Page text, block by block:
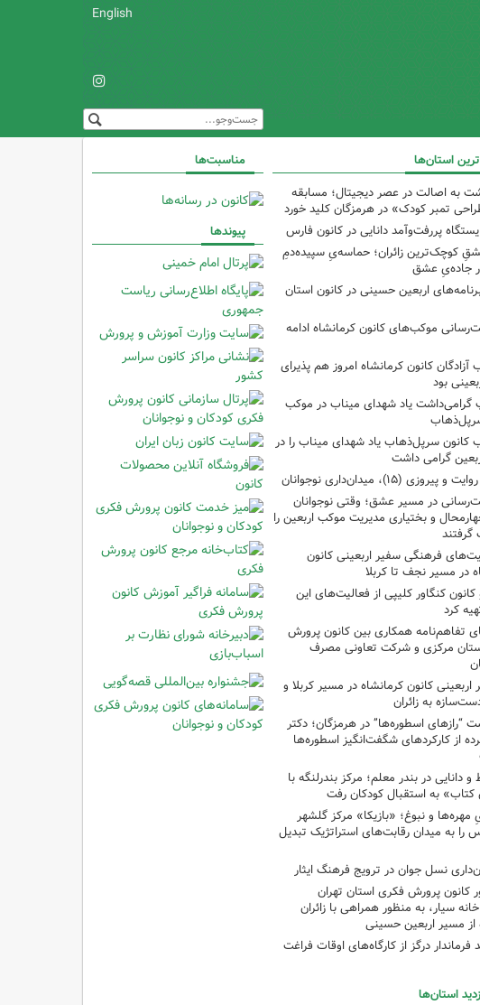
English
استان‌ها
به اصالت در عصر دیجیتال؛ مسابقه
تمبر کودک» در هرمزگان کلید خورد
پررفت‌وآمد دانایی در کانون فارس
کوچک‌ترین زائران؛ حماسه‌یِ سپیده‌دمِ
جاده‌یِ عشق
اربعین حسینی در کانون استان
موکب‌های کانون کرمانشاه ادامه
آزادگان کانون کرمانشاه امروز هم پذیرای
بود
گرامی‌داشت یاد شهدای میناب در موکب
کانون سرپل‌ذهاب یاد شهدای میناب را در
گرامی داشت
پیروزی (۱۵)، میدان‌داری نوجوانان
در مسیر عشق؛ وقتی نوجوانان
و بختیاری مدیریت موکب اربعین را
فرهنگی سفیر اربعینی کانون
در مسیر نجف تا کربلا
کنگاور کلیپی از فعالیت‌های این
کرد
تفاهم‌نامه همکاری بین کانون پرورش
مرکزی و شرکت تعاونی مصرف
اربعینی کانون کرمانشاه در مسیر کربلا و
به زائران
“رازهای اسطوره‌ها” در هرمزگان؛ دکتر
از کارکردهای شگفت‌انگیز اسطوره‌ها
دانایی در بندر معلم؛ مرکز بندرلنگه با
کتاب» به استقبال کودکان رفت
مهره‌ها و نبوغ؛ «بازیکا» مرکز گلشهر
را به میدان رقابت‌های استراتژیک تبدیل
نسل جوان در ترویج فرهنگ ایثار
کانون پرورش فکری استان تهران
سیار، به منظور همراهی با زائران
از مسیر اربعین حسینی
فرماندار درگز از کارگاه‌های اوقات فراغت
استان‌ها
مناسبت‌ها
پیوندها